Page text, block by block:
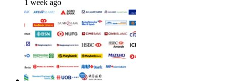
1 week ago